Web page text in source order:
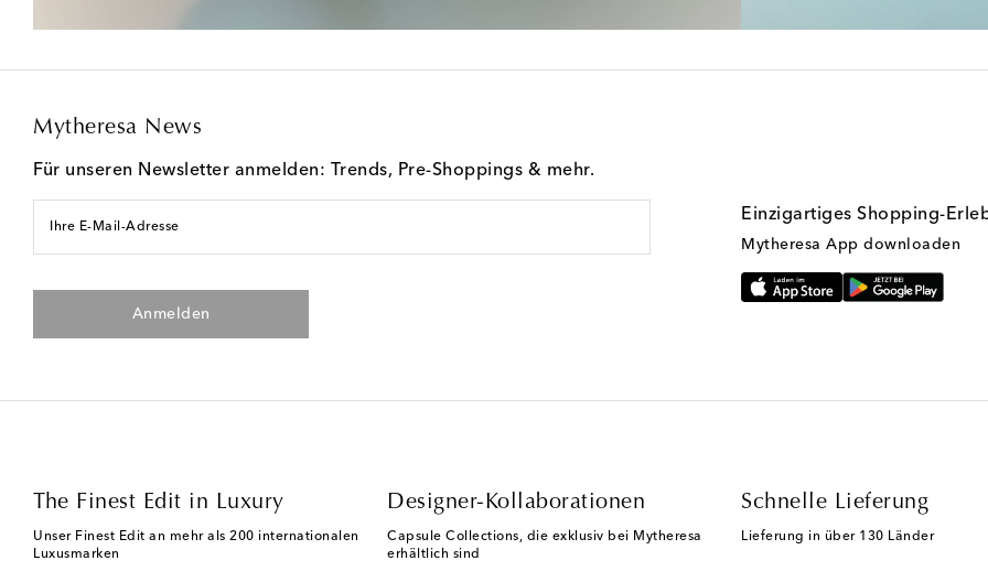
Mytheresa News
Für unseren Newsletter anmelden: Trends, Pre-Shoppings & mehr.
Ihre E-Mail-Adresse
Anmelden
Einzigartiges Shopping-
Mytheresa App downloaden
The Finest Edit in Luxury
Unser Finest Edit an mehr als 200 internationalen
Luxusmarken
Designer-Kollaborationen
Capsule Collections, die exklusiv bei Mytheresa
erhältlich sind
Schnelle Lieferung
Lieferung in über 130 Länder